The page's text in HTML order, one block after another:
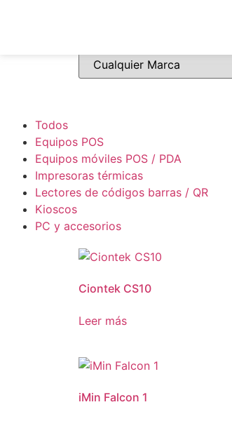
Todos
Equipos POS
Equipos móviles POS / PDA
Impresoras térmicas
Lectores de códigos barras / QR
Kioscos
PC y accesorios
Ciontek CS10
Leer más
iMin Falcon 1